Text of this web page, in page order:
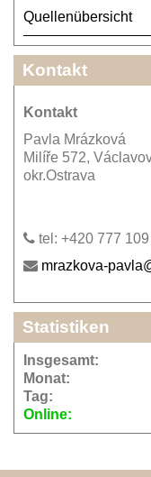
Quellenübersicht
Kontakt
Kontakt
Pavla Mrázková
Milíře 572,
okr.Ostrava
tel: +420 777
mrazkova-
Statistiken
Online:
Insgesamt:
Monat:
Tag: